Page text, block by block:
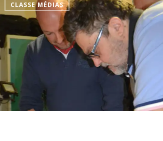
CLASSE MÉDIAS